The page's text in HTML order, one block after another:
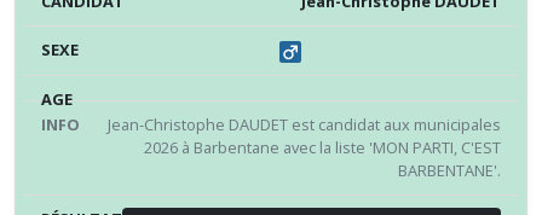
Jean-Christophe DAUDET est candidat aux municipales
2026 à Barbentane avec la liste 'MON PARTI, C'EST
BARBENTANE'.